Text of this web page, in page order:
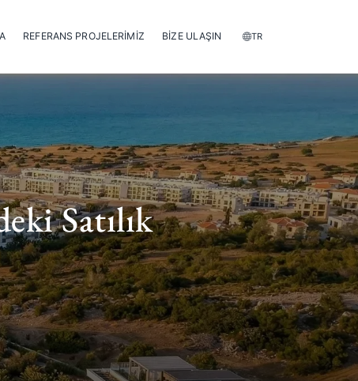
REFERANS PROJELERİMİZ BİZE ULAŞIN TR
Satılık